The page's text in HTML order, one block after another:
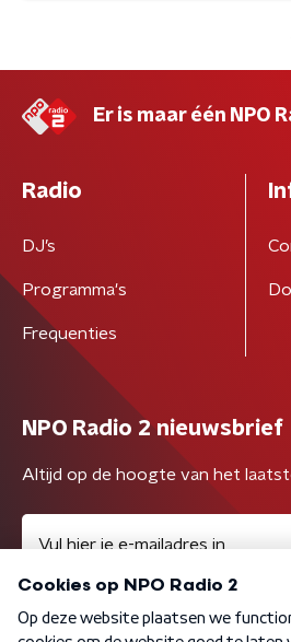
Er is maar één NPO
Radio
DJ’s
Programma's
Frequenties
NPO Radio 2 nieuwsbrief
Altijd op de hoogte van het